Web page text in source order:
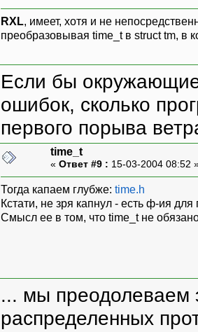
sprintf(buf1,
strcat(buf,
}
catch(...)
{
printf("error");
return;
}
//
// find interval
//
try
{
bool bIsOk =
time_t tmpDT1,
RXL, имеет, хотя и не
преобразовывая time_t в struct tm, в
Если бы
ошибок, сколько
первого порыва
time_t
« Ответ #9 : 15-03-2004 08:52
Тогда капаем глубже: time.h
Кстати, не зря капнул - есть ф-ия
Смысл ее в том, что time_t не
... мы преодолеваем
распределенных